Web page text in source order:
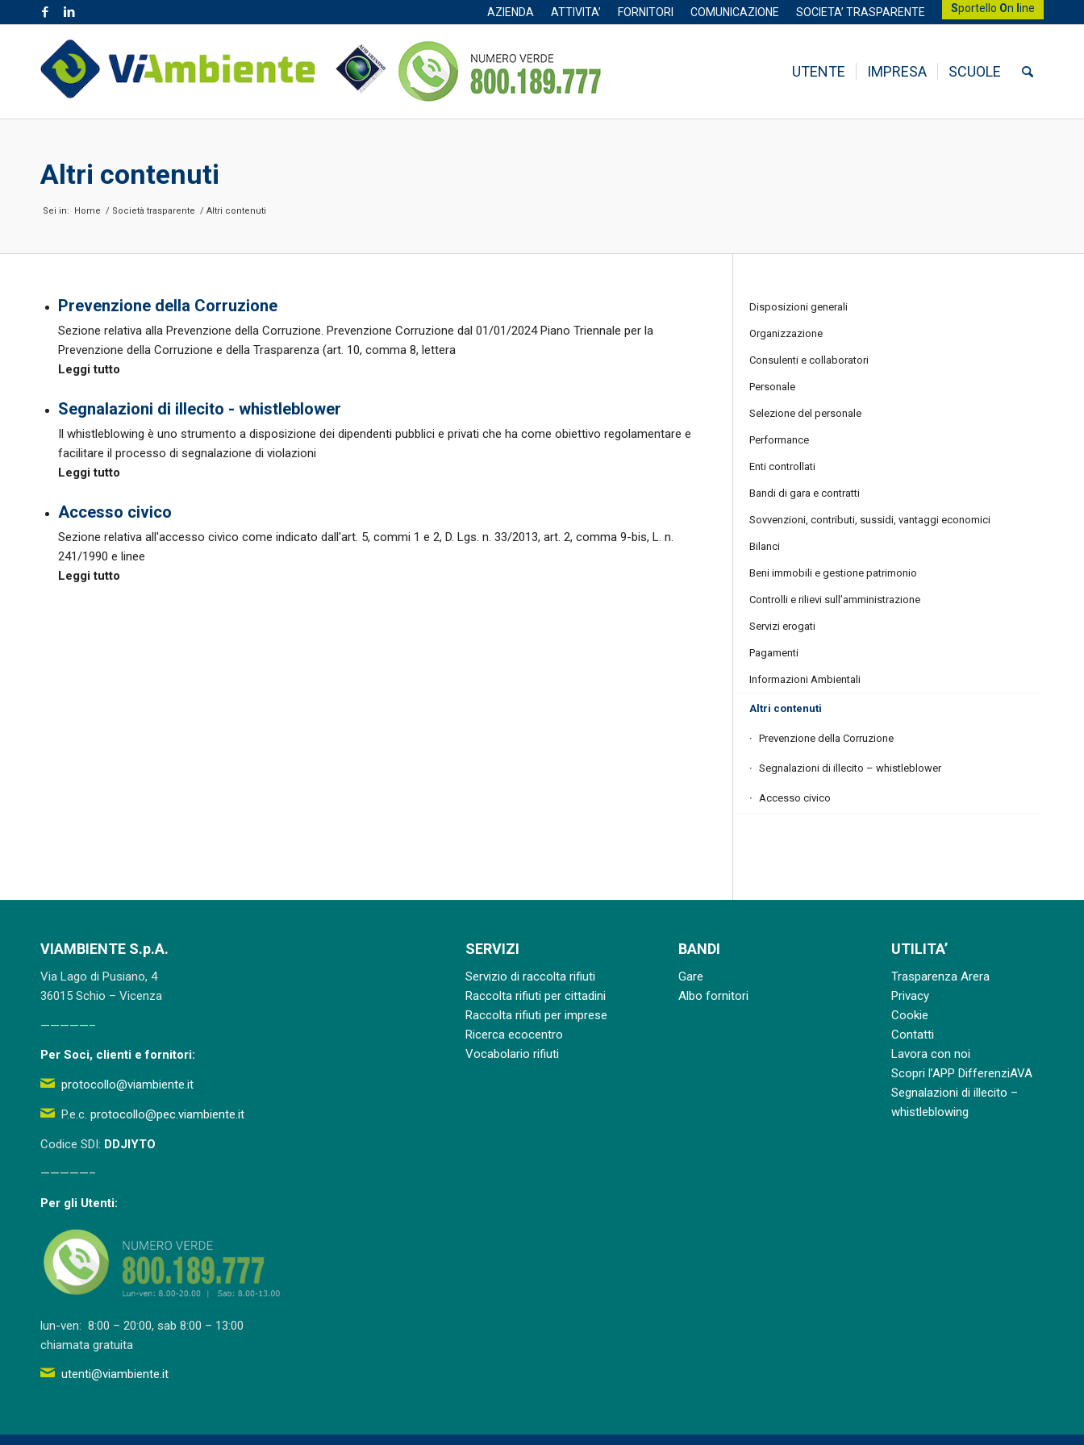
AZIENDA ATTIVITA’ FORNITORI COMUNICAZIONE SOCIETA’ TRASPARENTE Sportello On ine
UTENTE IMPRESA SCUOLE
Altri contenuti
Sei in: Home / Società trasparente / Altri contenuti
Prevenzione della Corruzione
Sezione relativa alla Prevenzione della Corruzione. Prevenzione Corruzione dal 01/01/2024 Piano Triennale per la
Prevenzione della Corruzione e della Trasparenza (art. 10, comma 8, lettera
Leggi tutto
Segnalazioni di illecito - whistleblower
Il whistleblowing è uno strumento a disposizione dei dipendenti pubblici e privati che ha come obiettivo regolamentare e
facilitare il processo di segnalazione di violazioni
Leggi tutto
Accesso civico
Sezione relativa all'accesso civico come indicato dall'art. 5, commi 1 e 2, D. Lgs. n. 33/2013, art. 2, comma 9-bis, L. n.
241/1990 e linee
Leggi tutto
Disposizioni generali
Organizzazione
Consulenti e collaboratori
Personale
Selezione del personale
Performance
Enti controllati
Bandi di gara e contratti
Sovvenzioni, contributi, sussidi, vantaggi economici
Bilanci
Beni immobili e gestione patrimonio
Controlli e rilievi sull’amministrazione
Servizi erogati
Pagamenti
Informazioni Ambientali
Altri contenuti
Prevenzione della Corruzione
Segnalazioni di illecito – whistleblower
Accesso civico
VIAMBIENTE S.p.A.
Via Lago di Pusiano, 4
36015 Schio – Vicenza
—————–
Per Soci, clienti e fornitori:
protocollo@viambiente.it
P.e.c. protocollo@pec.viambiente.it
Codice SDI: DDJIYTO
—————–
Per gli Utenti:
lun-ven: 8:00 – 20:00, sab 8:00 – 13:00
chiamata gratuita
utenti@viambiente.it
SERVIZI
Servizio di raccolta rifiuti
Raccolta rifiuti per cittadini
Raccolta rifiuti per imprese
Ricerca ecocentro
Vocabolario rifiuti
BANDI
Gare
Albo fornitori
UTILITA’
Trasparenza Arera
Privacy
Cookie
Contatti
Lavora con noi
Scopri l’APP DifferenziAVA
Segnalazioni di illecito –
whistleblowing